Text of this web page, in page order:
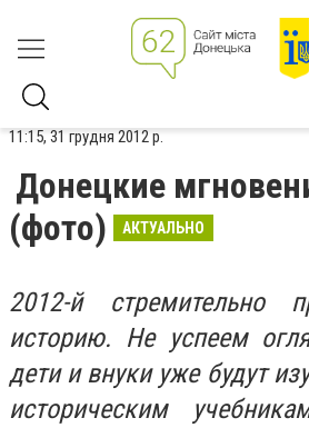
11:15, 31 грудня 2012 р.
Донецкие
(фото)
АКТУАЛЬНО
2012-й стремительно
историю. Не успеем
дети и внуки уже будут
историческим